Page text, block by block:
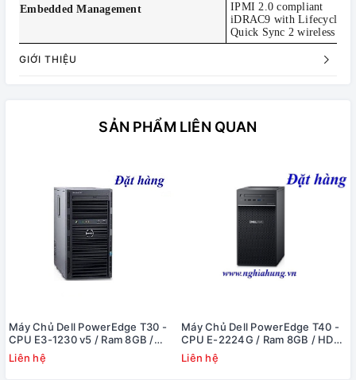
Embedded Management
IPMI 2.0 compliant
iDRAC9 with Lifecycle
Quick Sync 2 wireless
GIỚI THIỆU
SẢN PHẨM LIÊN QUAN
Máy Chủ Dell PowerEdge T30 -
CPU E3-1230 v5 / Ram 8GB /
DVD RW / HDD 1x 1TB / Raid
SATA / 1x PS
Liên hệ
Máy Chủ Dell PowerEdge T40 -
CPU E-2224G / Ram 8GB / HDD
1x 1TB / DVD RW / 1x PS
Liên hệ